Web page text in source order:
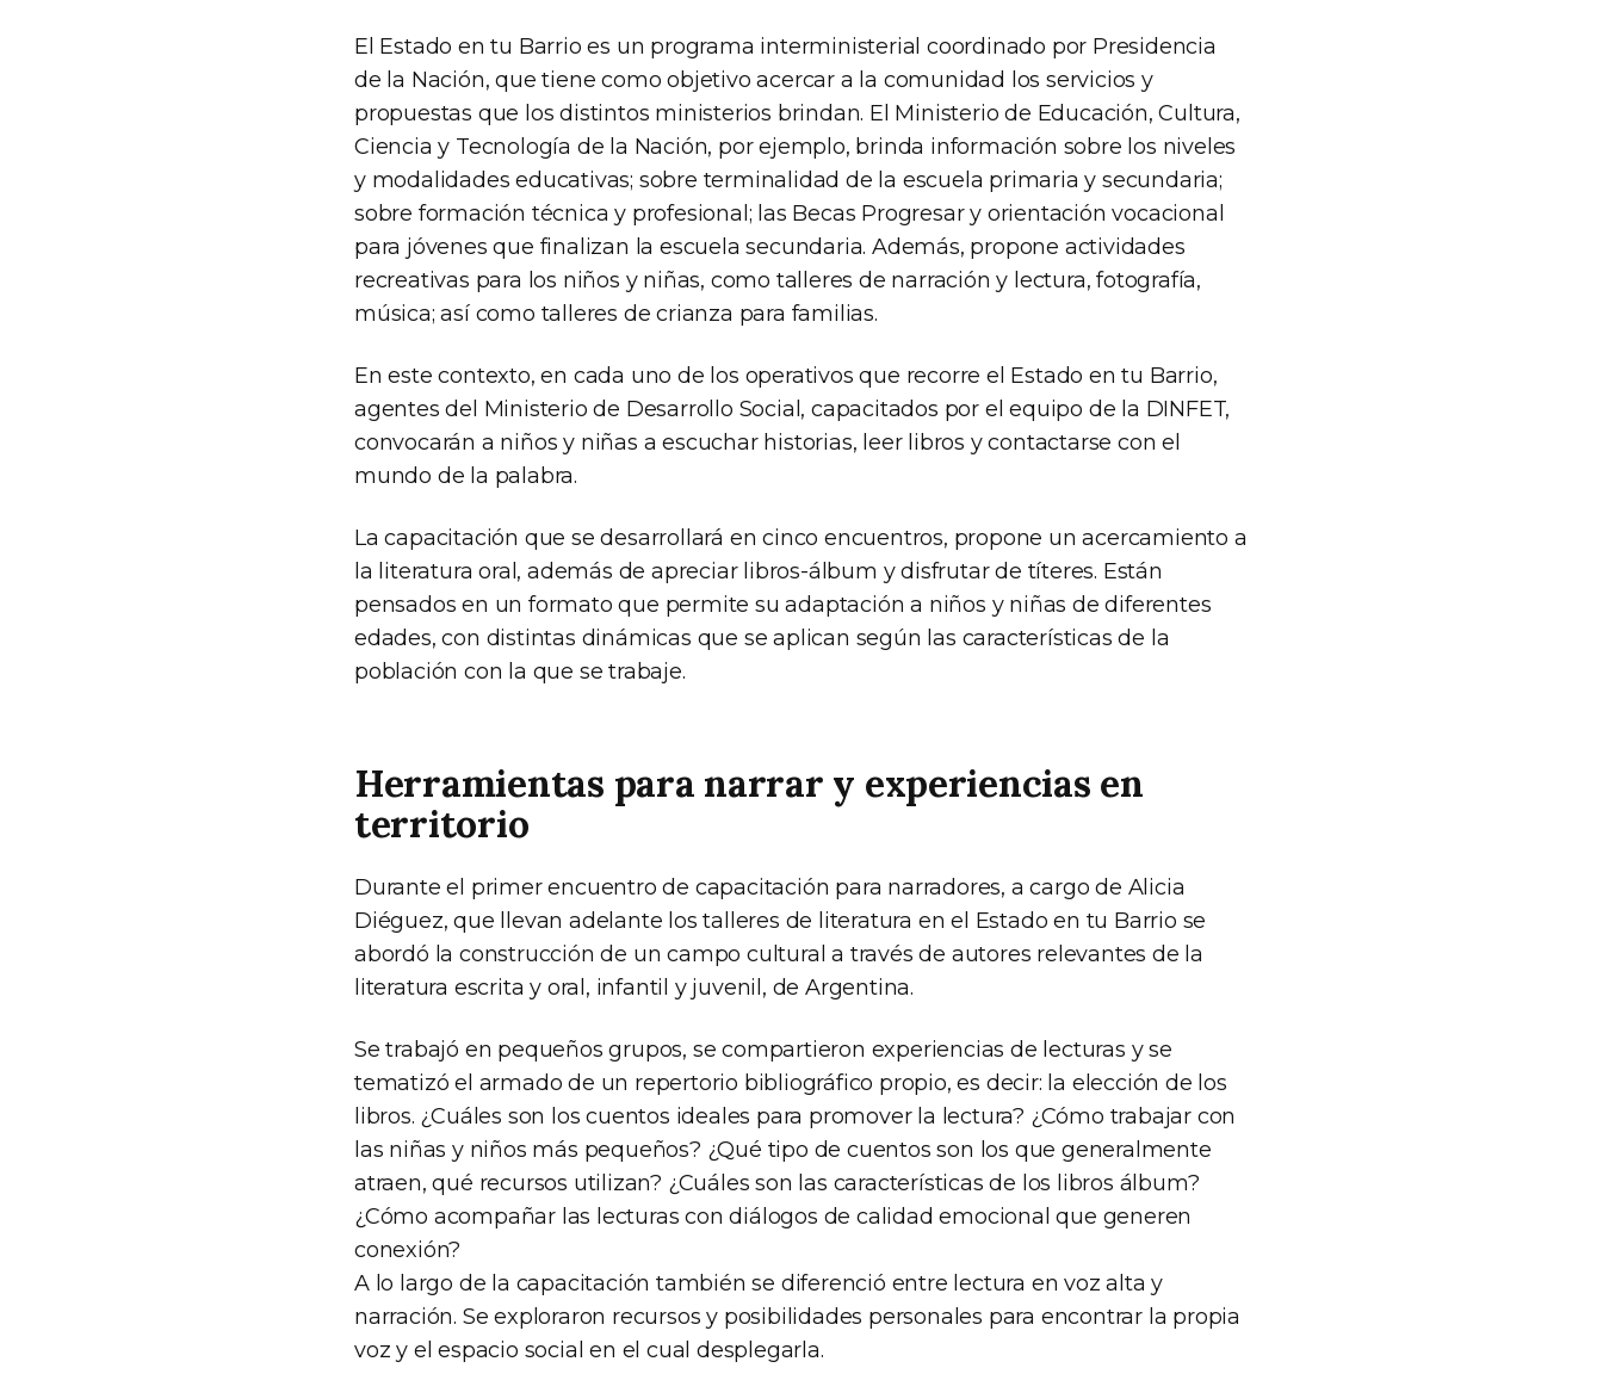
El Estado en tu Barrio es un programa interministerial coordinado por Presidencia
de la Nación, que tiene como objetivo acercar a la comunidad los servicios y
propuestas que los distintos ministerios brindan. El Ministerio de Educación, Cultura,
Ciencia y Tecnología de la Nación, por ejemplo, brinda información sobre los niveles
y modalidades educativas; sobre terminalidad de la escuela primaria y secundaria;
sobre formación técnica y profesional; las Becas Progresar y orientación vocacional
para jóvenes que finalizan la escuela secundaria. Además, propone actividades
recreativas para los niños y niñas, como talleres de narración y lectura, fotografía,
música; así como talleres de crianza para familias.
En este contexto, en cada uno de los operativos que recorre el Estado en tu Barrio,
agentes del Ministerio de Desarrollo Social, capacitados por el equipo de la DINFET,
convocarán a niños y niñas a escuchar historias, leer libros y contactarse con el
mundo de la palabra.
La capacitación que se desarrollará en cinco encuentros, propone un acercamiento a
la literatura oral, además de apreciar libros-álbum y disfrutar de títeres. Están
pensados en un formato que permite su adaptación a niños y niñas de diferentes
edades, con distintas dinámicas que se aplican según las características de la
población con la que se trabaje.
Herramientas para narrar y experiencias en
territorio
Durante el primer encuentro de capacitación para narradores, a cargo de Alicia
Diéguez, que llevan adelante los talleres de literatura en el Estado en tu Barrio se
abordó la construcción de un campo cultural a través de autores relevantes de la
literatura escrita y oral, infantil y juvenil, de Argentina.
Se trabajó en pequeños grupos, se compartieron experiencias de lecturas y se
tematizó el armado de un repertorio bibliográfico propio, es decir: la elección de los
libros. ¿Cuáles son los cuentos ideales para promover la lectura? ¿Cómo trabajar con
las niñas y niños más pequeños? ¿Qué tipo de cuentos son los que generalmente
atraen, qué recursos utilizan? ¿Cuáles son las características de los libros álbum?
¿Cómo acompañar las lecturas con diálogos de calidad emocional que generen
conexión?
A lo largo de la capacitación también se diferenció entre lectura en voz alta y
narración. Se exploraron recursos y posibilidades personales para encontrar la propia
voz y el espacio social en el cual desplegarla.